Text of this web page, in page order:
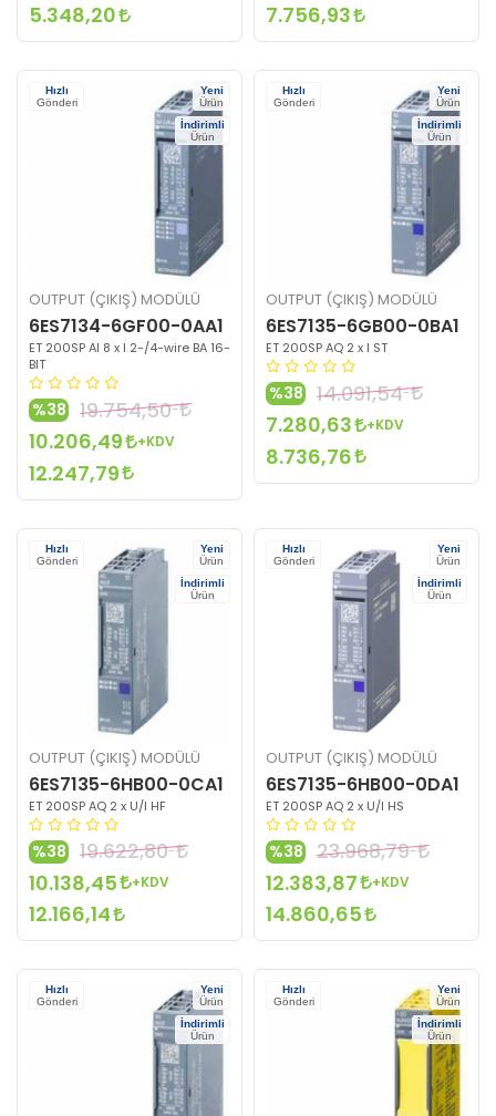
5.348,20 7.756,93
Hızlı
Gönderi
Yeni
Ürün
İndirimli
Ürün
OUTPUT (ÇIKIŞ) MODÜLÜ
6ES7134-6GF00-0AA1
ET 200SP AI 8 x I 2-/4-wire BA 16-
BIT
%38
19.754,50
10.206,49
+KDV
12.247,79
Hızlı
Gönderi
Yeni
Ürün
İndirimli
Ürün
OUTPUT (ÇIKIŞ) MODÜLÜ
6ES7135-6GB00-0BA1
ET 200SP AQ 2 x I ST
%38
14.091,54
7.280,63
+KDV
8.736,76
Hızlı
Gönderi
Yeni
Ürün
İndirimli
Ürün
OUTPUT (ÇIKIŞ) MODÜLÜ
6ES7135-6HB00-0CA1
ET 200SP AQ 2 x U/I HF
%38
19.622,80
10.138,45
+KDV
12.166,14
Hızlı
Gönderi
Yeni
Ürün
İndirimli
Ürün
OUTPUT (ÇIKIŞ) MODÜLÜ
6ES7135-6HB00-0DA1
ET 200SP AQ 2 x U/I HS
%38
23.968,79
12.383,87
+KDV
14.860,65
Hızlı
Gönderi
Yeni
Ürün
İndirimli
Ürün
Hızlı
Gönderi
Yeni
Ürün
İndirimli
Ürün